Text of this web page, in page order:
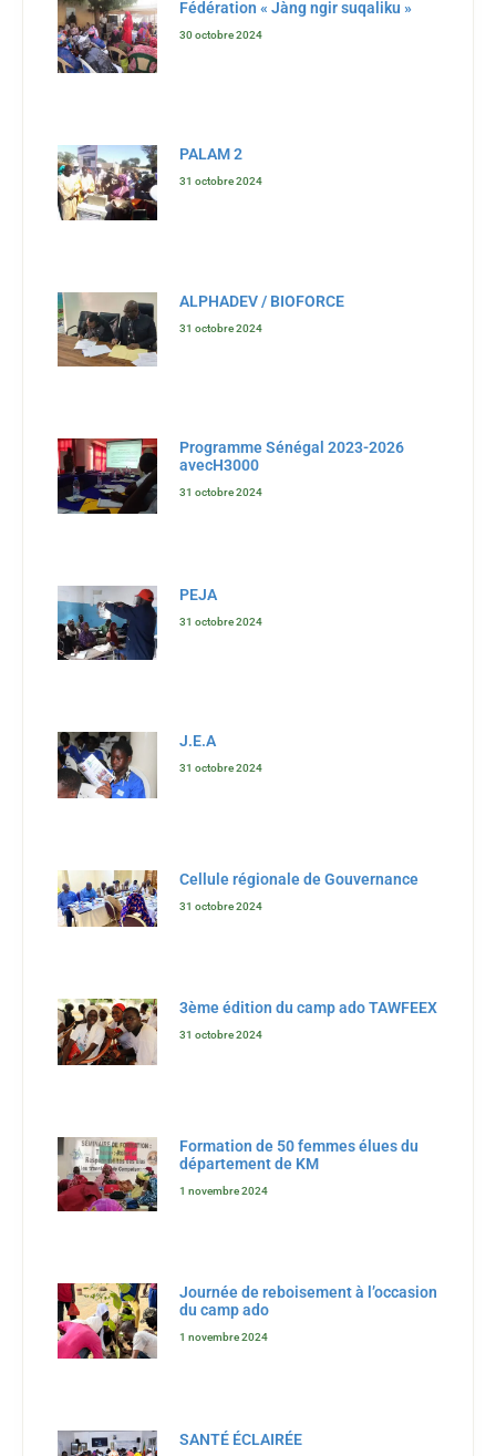
Fédération « Jàng ngir suqaliku »
30 octobre 2024
PALAM 2
31 octobre 2024
ALPHADEV / BIOFORCE
31 octobre 2024
Programme Sénégal 2023-2026
avecH3000
31 octobre 2024
PEJA
31 octobre 2024
J.E.A
31 octobre 2024
Cellule régionale de Gouvernance
31 octobre 2024
3ème édition du camp ado TAWFEEX
31 octobre 2024
Formation de 50 femmes élues du
département de KM
1 novembre 2024
Journée de reboisement à l’occasion
du camp ado
1 novembre 2024
SANTÉ ÉCLAIRÉE